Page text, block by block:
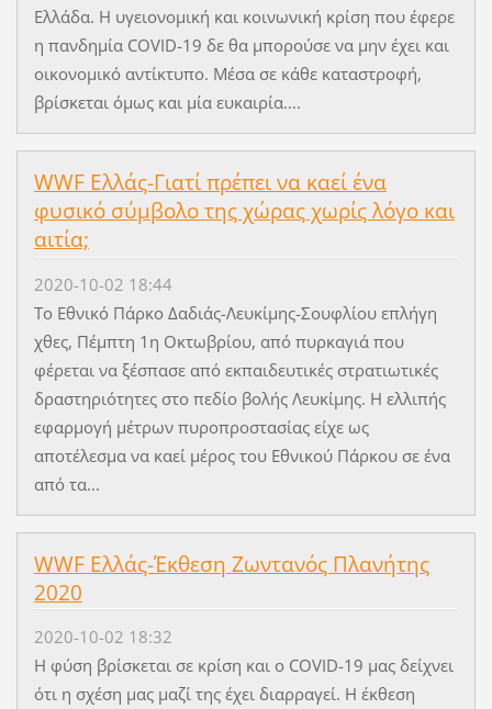
Ελλάδα. Η υγειονομική και κοινωνική κρίση που έφερε
η πανδημία COVID-19 δε θα μπορούσε να μην έχει και
οικονομικό αντίκτυπο. Μέσα σε κάθε καταστροφή,
βρίσκεται όμως και μία ευκαιρία....
WWF Ελλάς-Γιατί πρέπει να καεί ένα
φυσικό σύμβολο της χώρας χωρίς λόγο και
αιτία;
2020-10-02 18:44
Το Εθνικό Πάρκο Δαδιάς-Λευκίμης-Σουφλίου επλήγη
χθες, Πέμπτη 1η Οκτωβρίου, από πυρκαγιά που
φέρεται να ξέσπασε από εκπαιδευτικές στρατιωτικές
δραστηριότητες στο πεδίο βολής Λευκίμης. Η ελλιπής
εφαρμογή μέτρων πυροπροστασίας είχε ως
αποτέλεσμα να καεί μέρος του Εθνικού Πάρκου σε ένα
από τα...
WWF Ελλάς-Έκθεση Ζωντανός Πλανήτης
2020
2020-10-02 18:32
Η φύση βρίσκεται σε κρίση και ο COVID-19 μας δείχνει
ότι η σχέση μας μαζί της έχει διαρραγεί. Η έκθεση